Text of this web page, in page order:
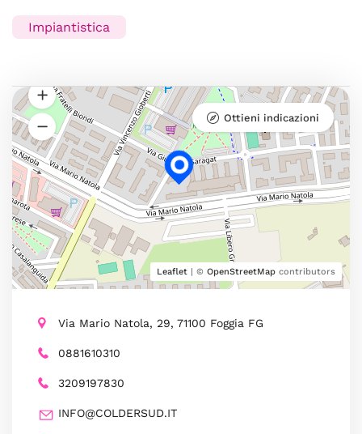
Impiantistica
Leaflet | © OpenStreetMap contributors
Ottieni indicazioni
Via Mario Natola, 29, 71100 Foggia FG
0881610310
3209197830
INFO@COLDERSUD.IT